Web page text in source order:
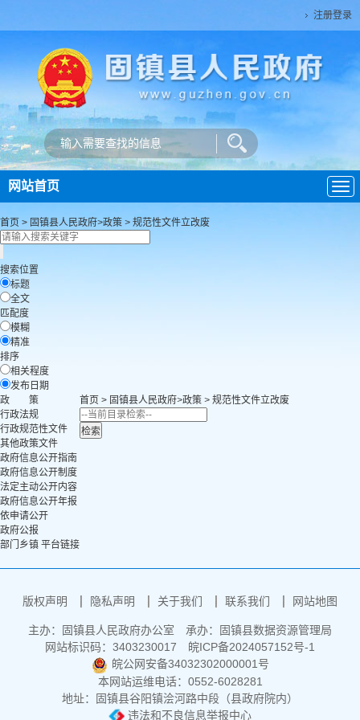
注册登录
导
航
网站首页
首页 > 固镇县人民政府>政策 > 规范性文件立改废
搜索位置
标题
全文
匹配度
模糊
精准
排序
相关程度
发布日期
政 策
行政法规
行政规范性文件
其他政策文件
政府信息公开指南
政府信息公开制度
法定主动公开内容
政府信息公开年报
依申请公开
政府公报
部门乡镇 平台链接
首页 > 固镇县人民政府>政策 > 规范性文件立改废
版权声明 隐私声明 关于我们 联系我们 网站地图
主办：固镇县人民政府办公室
承办：固镇县数据资源管理局
网站标识码：3403230017
皖ICP备2024057152号-1
皖公网安备34032302000001号
本网站运维电话：0552-6028281
地址：固镇县谷阳镇浍河路中段（县政府院内）
违法和不良信息举报中心